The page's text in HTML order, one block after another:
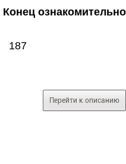
Конец
187
Перейти к описанию